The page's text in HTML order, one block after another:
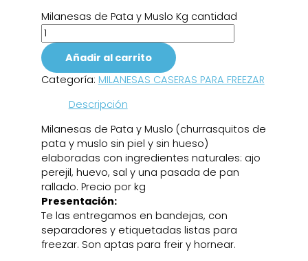
Milanesas de Pata y Muslo Kg cantidad
Añadir al carrito
Categoría: MILANESAS CASERAS PARA FREEZAR
Descripción
Milanesas de Pata y Muslo (churrasquitos de
pata y muslo sin piel y sin hueso)
elaboradas con ingredientes naturales: ajo
perejil, huevo, sal y una pasada de pan
rallado. Precio por kg
Presentación:
Te las entregamos en bandejas, con
separadores y etiquetadas listas para
freezar. Son aptas para freir y hornear.